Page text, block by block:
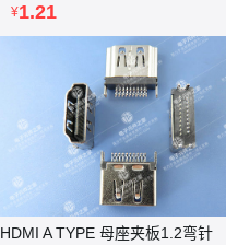
¥1.21
HDMI A TYPE 母座夹板1.2弯针